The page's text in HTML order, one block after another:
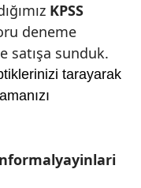
KPSS
deneme
satışa sunduk.
tarayarak